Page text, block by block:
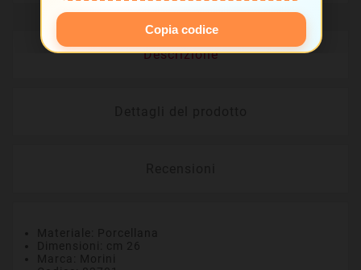
Descrizione
Copia codice